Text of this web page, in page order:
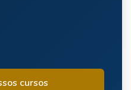
cursos